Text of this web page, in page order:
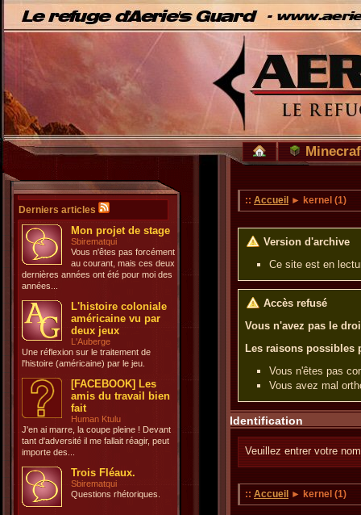
Derniers articles
Mon projet de stage
Sbirematqui
Vous n'êtes pas forcément
au courant, mais ces deux
dernières années ont été pour moi des
années...
L'histoire coloniale
américaine vu par
deux jeux
L'Auberge
Une réflexion sur le traitement de
l'histoire (américaine) par le jeu.
[FACEBOOK] Les
amis du travail bien
fait
Human Ktulu
J'en ai marre, la coupe pleine ! Devant
tant d'adversité il me fallait réagir, peut
importe des...
Trois Fléaux.
Sbirematqui
Questions rhétoriques.
:: Accueil ► kernel (1)
Version d'archive
Ce site est en
Accès refusé
Vous n'avez pas le
Les raisons possibles
Vous n'êtes pas
Vous avez mal
Identification
Veuillez entrer votre
:: Accueil ► kernel (1)